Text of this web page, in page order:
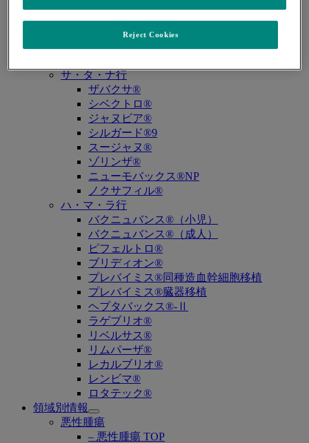
キイトルーダ®（MSI-High固形癌）
キイトルーダ®（TMB-High固形癌）
サ・タ・ナ行
ザバクサ®
シベクトロ®
ジャヌビア®
シルガード®9
スージャヌ®
ゾリンザ®
ニューモバックス®NP
ノクサフィル®
ハ・マ・ラ行
バクニュバンス®（小児）
バクニュバンス®（成人）
ピフェルトロ®
ブリディオン®
プレバイミス®同種造血幹細胞移植
プレバイミス®臓器移植
ヘプタバックス®-Ⅱ
ラゲブリオ®
リベルサス®
リムパーザ®
レカルブリオ®
レンビマ®
ロタテック®
領域別情報
Open
submenu
悪性腫瘍
– 悪性腫瘍 TOP
Reject Cookies